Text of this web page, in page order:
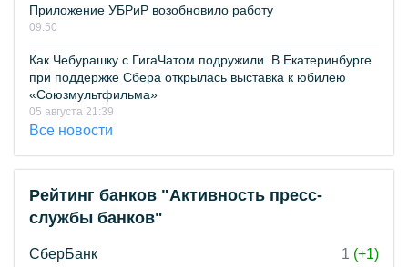
Приложение УБРиР возобновило работу
09:50
Как Чебурашку с ГигаЧатом подружили. В Екатеринбурге
при поддержке Сбера открылась выставка к юбилею
«Союзмультфильма»
05 августа 21:39
Все новости
Рейтинг банков "Активность пресс-
службы банков"
СберБанк 1 (+1)